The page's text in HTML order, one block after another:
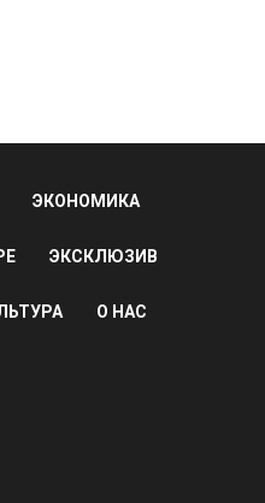
ЭКОНОМИКА
ЭКСКЛЮЗИВ
О НАС